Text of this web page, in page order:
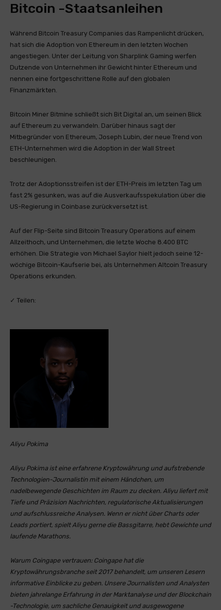
Bitcoin -Staatsanleihen
Während Bitcoin Treasury Companies das Rampenlicht drücken,
hat sich die Adoption von Ethereum in den letzten Wochen
angestiegen. Unter der Leitung von Sharplink Gaming werfen
Dutzende von Unternehmen ihr Gewicht hinter Ethereum und
nennen eine fortgeschrittene Rolle auf den globalen
Finanzmärkten.
Bitcoin Miner Bitmine schließt sich Bit Digital an, um seinen Blick
auf Ethereum zu verwandeln. Darüber hinaus sagt der
Mitbegründer von Ethereum, Joseph Lubin, der neue Trend von
ETH-Unternehmen wird die Adoption in der Wall Street
beschleunigen.
Trotz der Adoptionsstreifen ist der ETH-Preis im letzten Tag um
fast 2% gesunken, was auf die Ausverkaufsspekulation über die
US-Regierung in Coinbase zurückversetzt ist.
Auf der Flip-Seite sind Bitcoin Treasury Operations auf einem
Allzeithoch, und Unternehmen, die letzte Woche 8.400 BTC
erhöhen. Die Strategie von Michael Saylor hielt jedoch seine 12-
wöchige Bitcoin-Kaufserie bei, als Unternehmen Altcoin Treasury
Operations erkunden.
✓ Teilen:
Aliyu Pokima
Aliyu Pokima ist eine erfahrene Kryptowährung und aufstrebende
Technologien-Journalistin mit einem Händchen, um
nadelbewegende Geschichten im Raum zu decken. Aliyu liefert mit
Tiefe und Präzision Nachrichten, regulatorische Aktualisierungen
und aufschlussreiche Analysen. Wenn er nicht über Charts oder
Leads portiert, spielt Aliyu gerne die Bassgitarre, hebt Gewichte und
laufende Marathons.
Warum Coingape vertrauen:Coingape hat die
Kryptowährungsbranche seit 2017 behandelt, um unseren Lesern
informative Einblicke zu geben. Unsere Journalisten und Analysten
bieten jahrelange Erfahrung in der Marktanalyse und der Blockchain
-Technologie, um sachliche Genauigkeit und ausgewogene